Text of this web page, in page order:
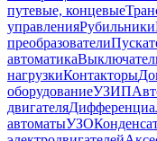
путевые, концевые
управленияРубильники
преобразователи
автоматика
нагрузкиКонтакторы
оборудованиеУЗИП
двигателя
автоматыУЗО